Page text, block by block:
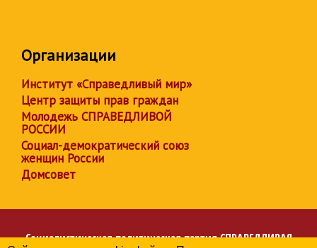
Организации
Институт «Справедливый мир»
Центр защиты прав граждан
Молодежь СПРАВЕДЛИВОЙ
РОССИИ
Социал-демократический союз
женщин России
Домсовет
Социалистическая политическая партияСПРАВЕДЛИВАЯ